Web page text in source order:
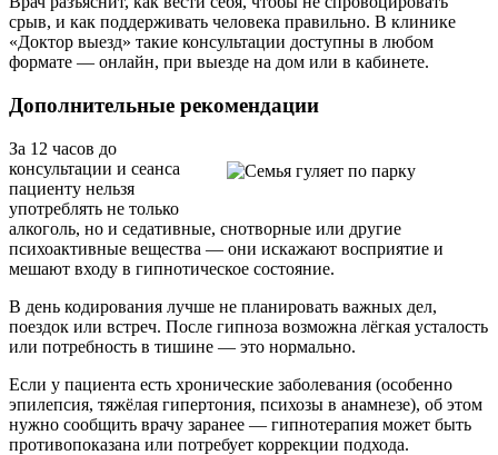
срыв, и как поддерживать человека правильно. В клинике
«Доктор выезд» такие консультации доступны в любом
формате — онлайн, при выезде на дом или в кабинете.
Дополнительные рекомендации
За 12 часов до
консультации и сеанса
пациенту нельзя
употреблять не только
алкоголь, но и седативные, снотворные или другие
психоактивные вещества — они искажают восприятие и
мешают входу в гипнотическое состояние.
В день кодирования лучше не планировать важных дел,
поездок или встреч. После гипноза возможна лёгкая усталость
или потребность в тишине — это нормально.
Если у пациента есть хронические заболевания (особенно
эпилепсия, тяжёлая гипертония, психозы в анамнезе), об этом
нужно сообщить врачу заранее — гипнотерапия может быть
противопоказана или потребует коррекции подхода.